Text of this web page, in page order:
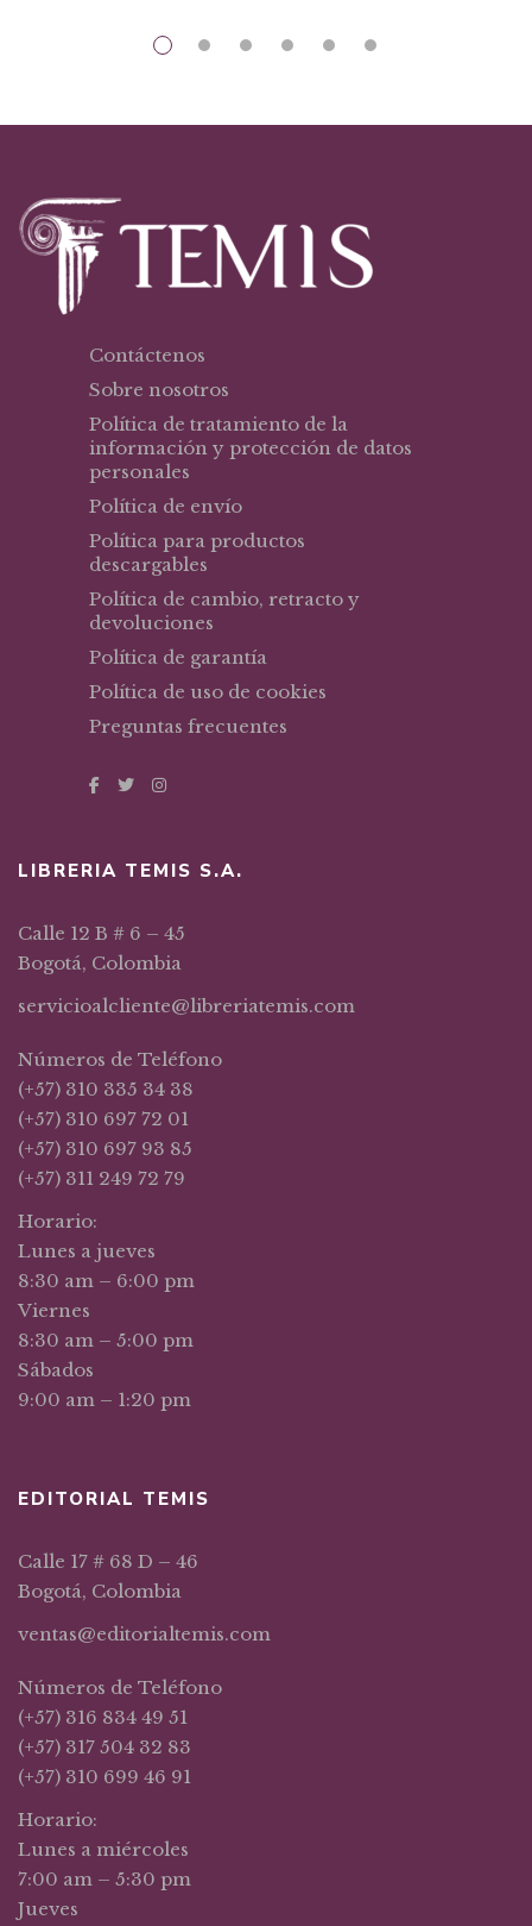
$39,49.$33,57.
Contáctenos
Sobre nosotros
Política de tratamiento de la
información y protección de datos
personales
Política de envío
Política para productos
descargables
Política de cambio, retracto y
devoluciones
Política de garantía
Política de uso de cookies
Preguntas frecuentes
LIBRERIA TEMIS S.A.
Calle 12 B # 6 – 45
Bogotá, Colombia
servicioalcliente@libreriatemis.com
Números de Teléfono
(+57) 310 335 34 38
(+57) 310 697 72 01
(+57) 310 697 93 85
(+57) 311 249 72 79
Horario:
Lunes a jueves
8:30 am – 6:00 pm
Viernes
8:30 am – 5:00 pm
Sábados
9:00 am – 1:20 pm
EDITORIAL TEMIS
Calle 17 # 68 D – 46
Bogotá, Colombia
ventas@editorialtemis.com
Números de Teléfono
(+57) 316 834 49 51
(+57) 317 504 32 83
(+57) 310 699 46 91
Horario:
Lunes a miércoles
7:00 am – 5:30 pm
Jueves